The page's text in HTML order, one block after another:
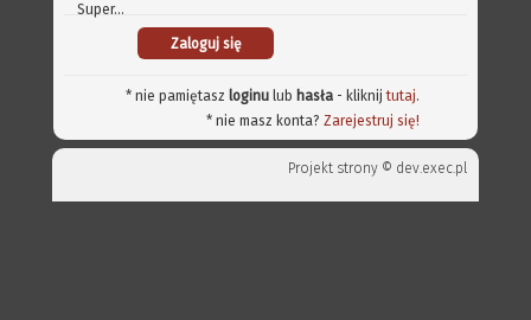
Super...
* nie pamiętasz loginu lub hasła - kliknijtutaj.
* nie masz konta? Zarejestruj się!
Projekt strony © dev.exec.pl